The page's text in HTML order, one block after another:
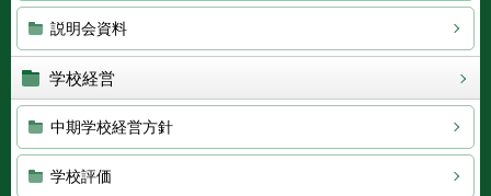
説明会資料
学校経営
中期学校経営方針
学校評価